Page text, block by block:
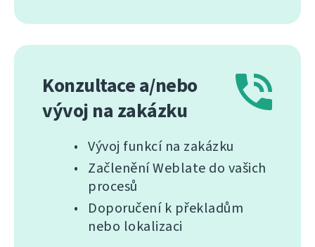
Konzultace a/nebo
vývoj na zakázku
Vývoj funkcí na zakázku
Začlenění Weblate do vašich
procesů
Doporučení k překladům
nebo lokalizaci